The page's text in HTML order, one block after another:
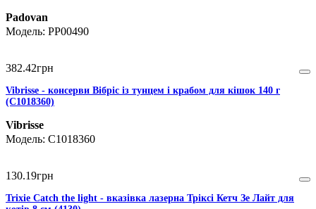
Padovan
PP00490
382.42грн
Vibrisse - консерви Вібріс із тунцем і крабом для кішок 140 г
(C1018360)
Vibrisse
C1018360
130.19грн
Trixie Catch the light - вказівка лазерна Тріксі Кетч Зе Лайт для